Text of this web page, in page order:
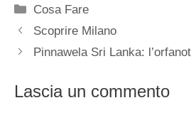
Categorie
Cosa Fare
Scoprire Milano
Pinnawela Sri Lanka:
Lascia un commento